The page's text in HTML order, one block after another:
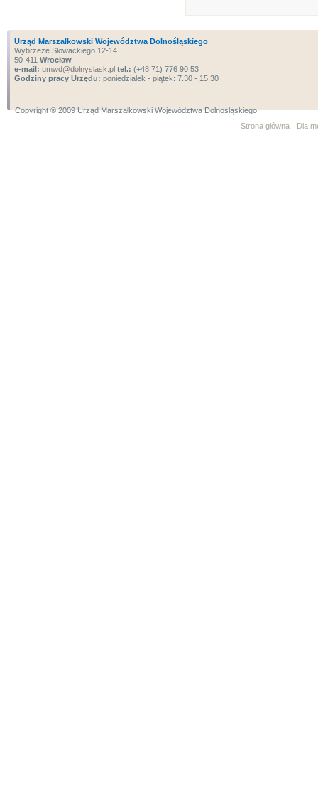
Urząd Marszałkowski Województwa Dolnośląskiego
Wybrzeże Słowackiego 12-14
50-411 Wrocław
e-mail: umwd@dolnyslask.pl tel.: (+48 71) 776 90 53
Godziny pracy Urzędu: poniedziałek - piątek: 7.30 - 15.30
Copyright ® 2009 Urząd Marszałkowski Województwa Dolnośląskiego
Strona główna
Dla